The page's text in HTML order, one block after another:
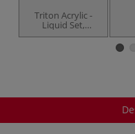
Triton Acrylic -
Liquid Set,
Modern Mix